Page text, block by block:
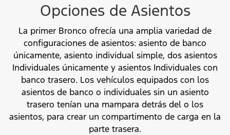
Opciones de Asientos
La primer Bronco ofrecía una amplia variedad de
configuraciones de asientos: asiento de banco
únicamente, asiento individual simple, dos asientos
Individuales únicamente y asientos Individuales con
banco trasero. Los vehículos equipados con los
asientos de banco o individuales sin un asiento
trasero tenían una mampara detrás del o los
asientos, para crear un compartimento de carga en la
parte trasera.